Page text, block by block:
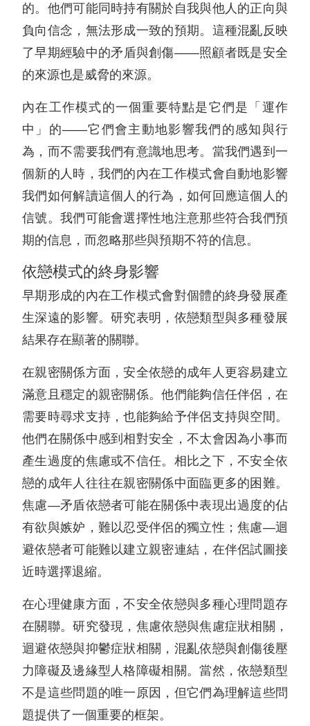
的。他們可能同時持有關於自我與他人的正向與
負向信念，無法形成一致的預期。這種混亂反映
了早期經驗中的矛盾與創傷——照顧者既是安全
的來源也是威脅的來源。
內在工作模式的一個重要特點是它們是「運作
中」的——它們會主動地影響我們的感知與行
為，而不需要我們有意識地思考。當我們遇到一
個新的人時，我們的內在工作模式會自動地影響
我們如何解讀這個人的行為，如何回應這個人的
信號。我們可能會選擇性地注意那些符合我們預
期的信息，而忽略那些與預期不符的信息。
依戀模式的終身影響
早期形成的內在工作模式會對個體的終身發展產
生深遠的影響。研究表明，依戀類型與多種發展
結果存在顯著的關聯。
在親密關係方面，安全依戀的成年人更容易建立
滿意且穩定的親密關係。他們能夠信任伴侶，在
需要時尋求支持，也能夠給予伴侶支持與空間。
他們在關係中感到相對安全，不太會因為小事而
產生過度的焦慮或不信任。相比之下，不安全依
戀的成年人往往在親密關係中面臨更多的困難。
焦慮—矛盾依戀者可能在關係中表現出過度的佔
有欲與嫉妒，難以忍受伴侶的獨立性；焦慮—迴
避依戀者可能難以建立親密連結，在伴侶試圖接
近時選擇退縮。
在心理健康方面，不安全依戀與多種心理問題存
在關聯。研究發現，焦慮依戀與焦慮症狀相關，
迴避依戀與抑鬱症狀相關，混亂依戀與創傷後壓
力障礙及邊緣型人格障礙相關。當然，依戀類型
不是這些問題的唯一原因，但它們為理解這些問
題提供了一個重要的框架。